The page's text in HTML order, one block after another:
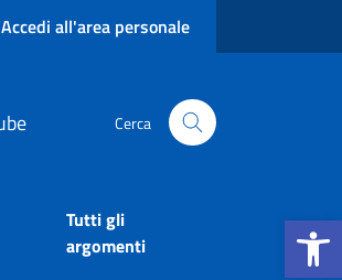
Apri la
Accedi all'area personale
Cerca
Tutti gli
argomenti